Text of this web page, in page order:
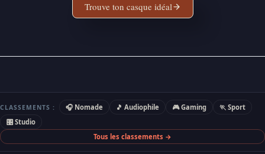
Trouve ton casque idéal
CLASSEMENTS : 🎧 Nomade 🎵 Audiophile 🎮 Gaming
🏃 Sport
🎛 Studio
Tous les classements →